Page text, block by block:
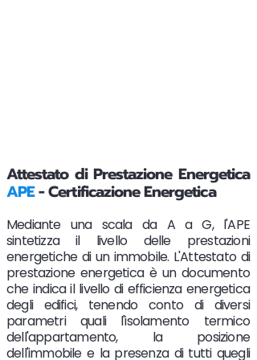
Attestato di Prestazione Energetica
APE- Certificazione Energetica
Mediante una scala da A a G, l'APE
sintetizza il livello delle prestazioni
energetiche di un immobile. L'Attestato di
prestazione energetica è un documento
che indica il livello di efficienza energetica
degli edifici, tenendo conto di diversi
parametri quali l'isolamento termico
dell'appartamento, la posizione
dell'immobile e la presenza di tutti quegli